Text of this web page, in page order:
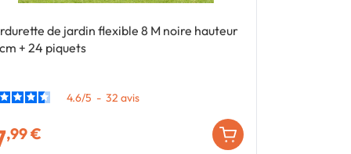
de jardin flexible 8 M noire hauteur
+ 24 piquets
4.6/5 - 32 avis
,99 €